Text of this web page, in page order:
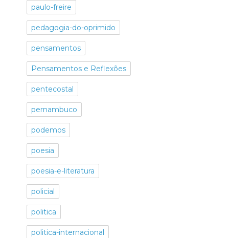
paulo-freire
pedagogia-do-oprimido
pensamentos
Pensamentos e Reflexões
pentecostal
pernambuco
podemos
poesia
poesia-e-literatura
policial
politica
politica-internacional